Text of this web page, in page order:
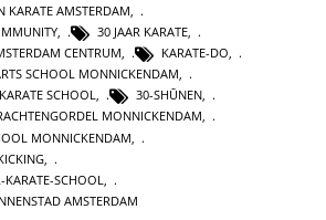
KARATE AMSTERDAM,
, 30 JAAR KARATE,
CENTRUM, KARATE-DO,
SCHOOL MONNICKENDAM,
SCHOOL, 30-SHŪNEN,
MONNICKENDAM,
MONNICKENDAM
SCHOOL
AMSTERDAM